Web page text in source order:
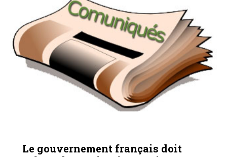
Le gouvernement français doit